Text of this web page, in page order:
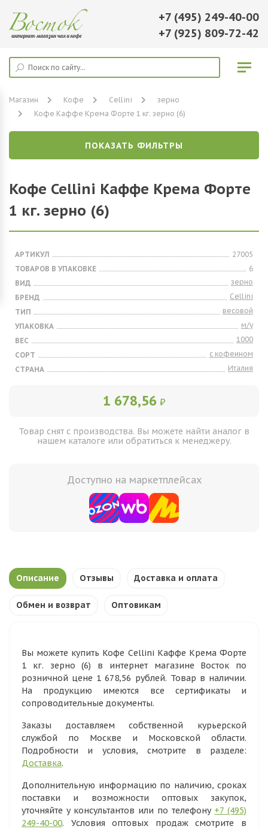
+7 (495) 249-40-00
+7 (925) 809-72-42
Магазин Кофе Cellini
зерно
Кофе Каффе Крема Форте 1 кг. зерно (6)
ПОКАЗАТЬ ФИЛЬТРЫ
Кофе Cellini Каффе Крема Форте
1 кг. зерно (6)
АРТИКУЛ
27005
ТОВАРОВ В УПАКОВКЕ
6
ВИД
зерно
БРЕНД
Cellini
ТИП
весовой
УПАКОВКА
м/у
ВЕС
1000
СОРТ
с кофеином
СТРАНА
Италия
1 678,56 ₽
Товар снят с производства. Вы можете найти аналог в
нашем каталоге или обратиться к менеджеру.
Доступно на маркетплейсах
Описание Отзывы Доставка и оплата
Обмен и возврат Оптовикам
Вы можете купить Кофе Cellini Каффе Крема Форте
1 кг. зерно (6) в интернет магазине Восток по
розничной цене 1 678,56 рублей. Товар в наличии.
На продукцию имеются все сертификаты и
сопроводительные документы.
Заказы доставляем собственной курьерской
службой по Москве и Московской области.
Подробности и условия, смотрите в разделе:
Доставка.
Дополнительную информацию по наличию, сроках
поставки и возможности оптовых закупок,
уточняйте у консультантов или по телефону +7 (495)
249-40-00. Условия оптовых продаж смотрите в